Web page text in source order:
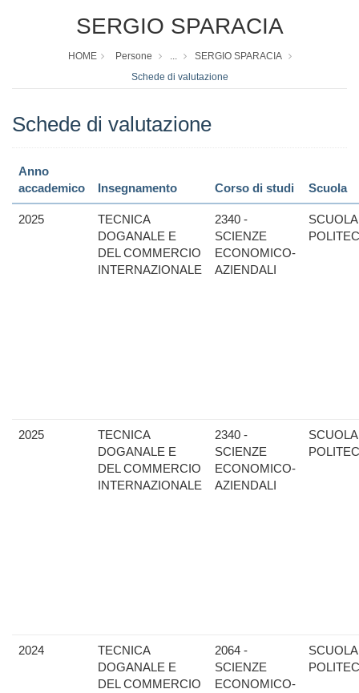
SERGIO SPARACIA
HOME Persone ...
SERGIO SPARACIA
Schede di valutazione
Schede di valutazione
Anno
accademico
Insegnamento Corso di studi Scuola
2025
TECNICA
DOGANALE E
DEL COMMERCIO
INTERNAZIONALE
2340 -
SCIENZE
ECONOMICO-
AZIENDALI
SCUOLA
2025
TECNICA
DOGANALE E
DEL COMMERCIO
INTERNAZIONALE
2340 -
SCIENZE
ECONOMICO-
AZIENDALI
SCUOLA
2024
TECNICA
DOGANALE E
DEL COMMERCIO
2064 -
SCIENZE
ECONOMICO-
SCUOLA